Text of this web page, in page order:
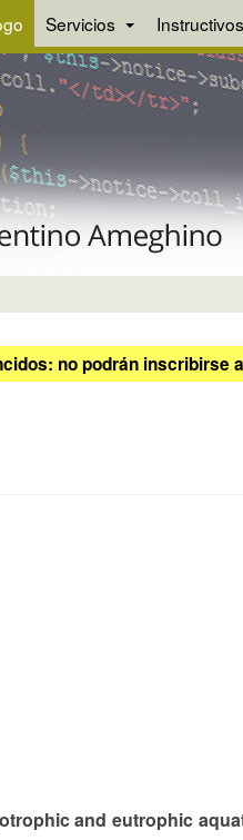
Servicios Instructivos
no podrán inscribirse
and eutrophic